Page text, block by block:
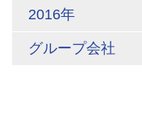
2016年
グループ会社